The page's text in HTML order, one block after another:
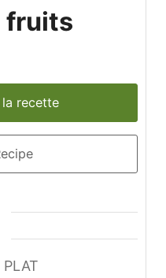
fruits
recette
PLAT